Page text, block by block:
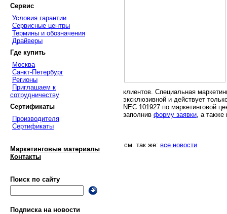
Сервис
Условия гарантии
Сервисные центры
Термины и обозначения
Драйверы
Где купить
Москва
Санкт-Петербург
Регионы
Приглашаем к
сотрудничеству
Сертификаты
Производителя
Сертификаты
Маркетинговые материалы
Контакты
Поиск по сайту
Подписка на новости
клиентов. Специальная
эксклюзивной и действует
NEC 101927 по маркетинговой
заполнив форму заявки, а
см. так же: все новости